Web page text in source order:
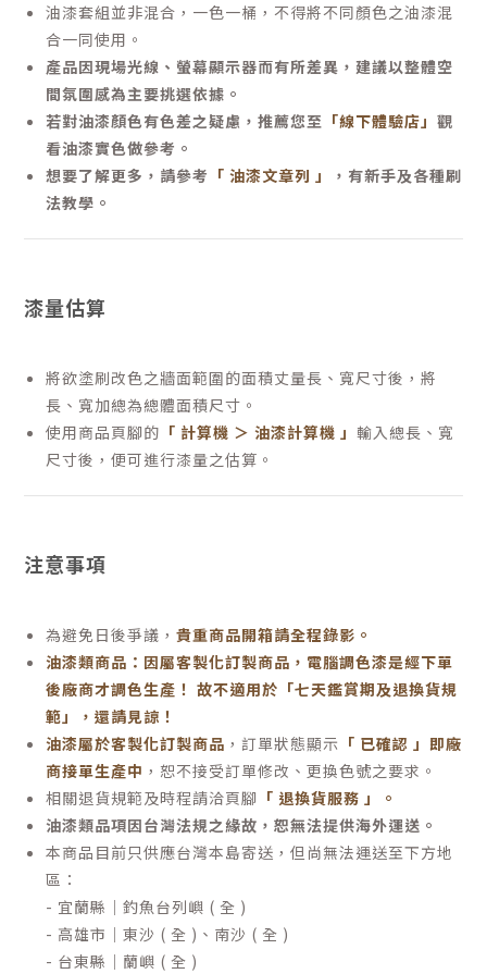
油漆套組並非混合，一色一桶，不得將不同顏色之油漆混
合一同使用。
產品因現場光線、螢幕顯示器而有所差異，建議以整體空
間氛圍感為主要挑選依據。
若對油漆顏色有色差之疑慮，推薦您至 「線下體驗店」 觀
看油漆實色做參考。
想要了解更多，請參考 「 油漆文章列 」
，有新手及各種刷
法教學。
漆量估算
將欲塗刷改色之牆面範圍的面積丈量長、寬尺寸後，將
長、寬加總為總體面積尺寸。
使用商品頁腳的 「 計算機 ＞ 油漆計算機 」 輸入總長、寬
尺寸後，便可進行漆量之估算。
注意事項
為避免日後爭議， 貴重商品開箱請全程錄影。
油漆類商品：因屬客製化訂製商品，電腦調色漆是經下單
後廠商才調色生產！ 故不適用於「七天鑑賞期及退換貨規
範」，還請見諒！
油漆屬於客製化訂製商品 ，訂單狀態顯示 「 已確認 」即廠
商接單生產中 ，恕不接受訂單修改、更換色號之要求。
相關退貨規範及時程請洽頁腳 「 退換貨服務 」
。
油漆類品項因台灣法規之緣故，恕無法提供海外運送。
本商品目前只供應台灣本島寄送，但尚無法運送至下方地
區：
- 宜蘭縣｜釣魚台列嶼 ( 全 )
- 高雄市｜東沙 ( 全 )、南沙 ( 全 )
- 台東縣｜蘭嶼 ( 全 )